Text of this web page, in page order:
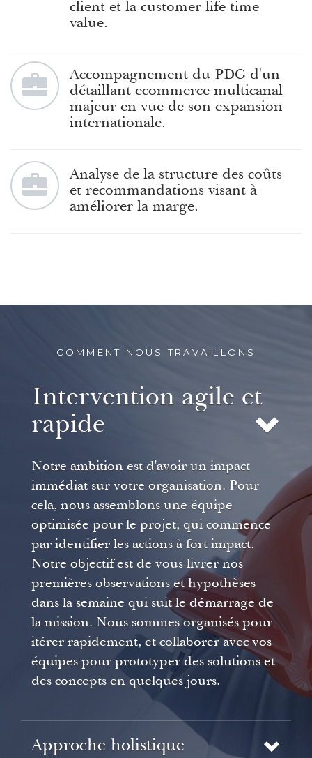
client et la customer life time
value.
Accompagnement du PDG d'un
détaillant ecommerce multicanal
majeur en vue de son expansion
internationale.
Analyse de la structure des coûts
et recommandations visant à
améliorer la marge.
COMMENT NOUS TRAVAILLONS
Intervention agile et
rapide
Notre ambition est d'avoir un impact
immédiat sur votre organisation. Pour
cela, nous assemblons une équipe
optimisée pour le projet, qui commence
par identifier les actions à fort impact.
Notre objectif est de vous livrer nos
premières observations et hypothèses
dans la semaine qui suit le démarrage de
la mission. Nous sommes organisés pour
itérer rapidement, et collaborer avec vos
équipes pour prototyper des solutions et
des concepts en quelques jours.
Approche holistique